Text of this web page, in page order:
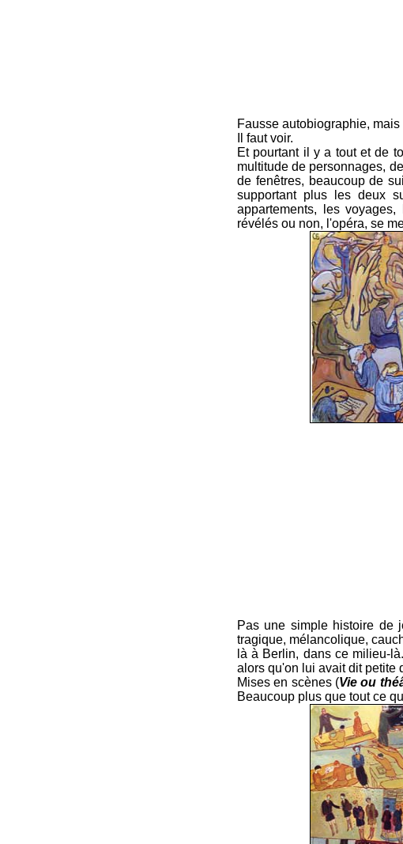
Fausse autobiographie,
Il faut voir.
Et pourtant il y a tout et de
multitude de personnages,
de fenêtres, beaucoup de
supportant plus les deux
appartements, les
révélés ou non, l'opéra, se
Pas une simple histoire de
tragique, mélancolique,
là à Berlin, dans ce milieu-
alors qu'on lui avait dit petite
Mises en scènes (Vie ou
Beaucoup plus que tout ce